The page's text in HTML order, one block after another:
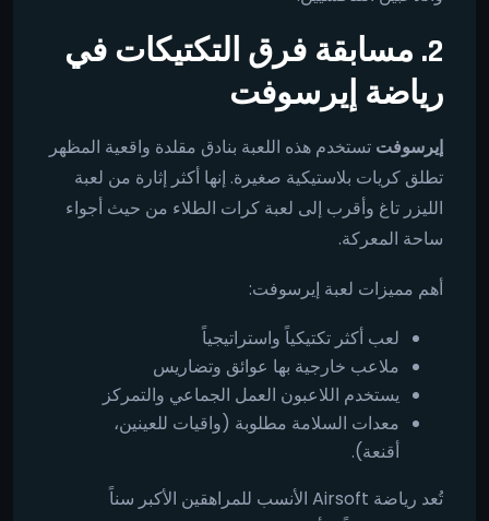
2. مسابقة فرق التكتيكات في
رياضة إيرسوفت
إيرسوفت تستخدم هذه اللعبة بنادق مقلدة واقعية المظهر
تطلق كريات بلاستيكية صغيرة. إنها أكثر إثارة من لعبة
الليزر تاغ وأقرب إلى لعبة كرات الطلاء من حيث أجواء
ساحة المعركة.
أهم مميزات لعبة إيرسوفت:
لعب أكثر تكتيكياً واستراتيجياً
ملاعب خارجية بها عوائق وتضاريس
يستخدم اللاعبون العمل الجماعي والتمركز
معدات السلامة مطلوبة (واقيات للعينين،
أقنعة).
تُعد رياضة Airsoft الأنسب للمراهقين الأكبر سناً